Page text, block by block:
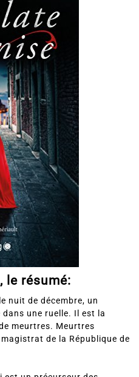
le résumé:
une ruelle. Il est la
meurtres. Meurtres
de la République de